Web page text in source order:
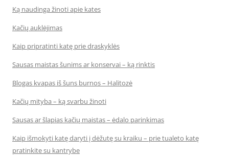
Ką naudinga žinoti apie kates
Kačių auklėjimas
Kaip pripratinti katę prie draskyklės
Sausas maistas šunims ar konservai – ką rinktis
Blogas kvapas iš šuns burnos – Halitozė
Kačių mityba – ką svarbu žinoti
Sausas ar šlapias kačių maistas – ėdalo parinkimas
Kaip išmokyti katę daryti į dėžutę su kraiku – prie tualeto katę
pratinkite su kantrybe